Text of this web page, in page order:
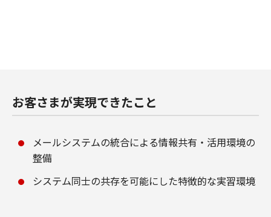
お客さまが実現できたこと
メールシステムの統合による情報共有・活用環境の
整備
システム同士の共存を可能にした特徴的な実習環境